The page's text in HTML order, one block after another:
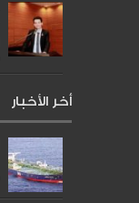
أخر الأخبار